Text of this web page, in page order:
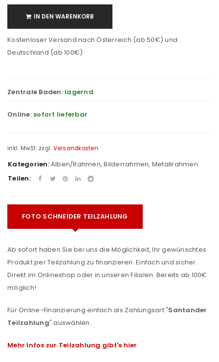
IN DEN WARENKORB
Kostenloser Versand nach Österreich (ab 50€) und
Deutschland (ab 100€)
Zentrale Baden: lagernd
Online: sofort lieferbar
inkl. MwSt. zzgl. Versandkosten
Kategorien:Alben/Rahmen,Bilderrahmen, Metallrahmen
Teilen:
FOTO SCHNEIDER TEILZAHLUNG
Ab sofort haben Sie bei uns die Möglichkeit, Ihr gewünschtes
Produkt per Teilzahlung zu finanzieren. Einfach und sicher.
Direkt im Onlineshop oder in unseren Filialen. Bereits ab 100€
möglich!
Für Online-Finanzierung einfach als Zahlungsart "Santander
Teilzahlung" auswählen.
Mehr Infos zur Teilzahlung gibt's hier